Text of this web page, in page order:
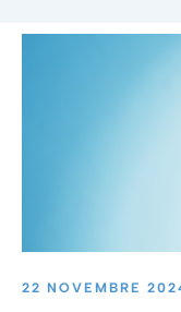
22 NOVEMBRE